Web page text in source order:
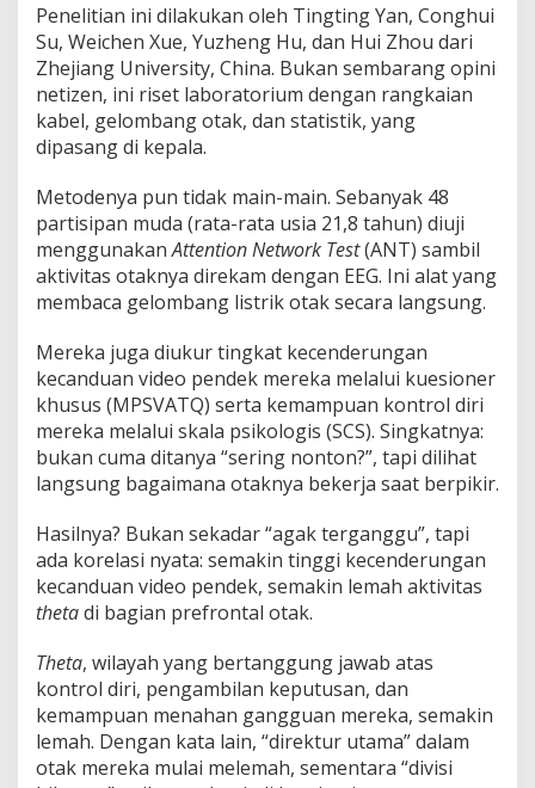
Penelitian ini dilakukan oleh Tingting Yan, Conghui
Su, Weichen Xue, Yuzheng Hu, dan Hui Zhou dari
Zhejiang University, China. Bukan sembarang opini
netizen, ini riset laboratorium dengan rangkaian
kabel, gelombang otak, dan statistik, yang
dipasang di kepala.
Metodenya pun tidak main-main. Sebanyak 48
partisipan muda (rata-rata usia 21,8 tahun) diuji
menggunakanAttention Network Test(ANT) sambil
aktivitas otaknya direkam dengan EEG. Ini alat yang
membaca gelombang listrik otak secara langsung.
Mereka juga diukur tingkat kecenderungan
kecanduan video pendek mereka melalui kuesioner
khusus (MPSVATQ) serta kemampuan kontrol diri
mereka melalui skala psikologis (SCS). Singkatnya:
bukan cuma ditanya “sering nonton?”, tapi dilihat
langsung bagaimana otaknya bekerja saat berpikir.
Hasilnya? Bukan sekadar “agak terganggu”, tapi
ada korelasi nyata: semakin tinggi kecenderungan
kecanduan video pendek, semakin lemah aktivitas
thetadi bagian prefrontal otak.
Theta, wilayah yang bertanggung jawab atas
kontrol diri, pengambilan keputusan, dan
kemampuan menahan gangguan mereka, semakin
lemah. Dengan kata lain, “direktur utama” dalam
otak mereka mulai melemah, sementara “divisi